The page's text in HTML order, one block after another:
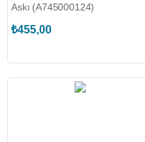
Askı (A745000124)
₺455,00